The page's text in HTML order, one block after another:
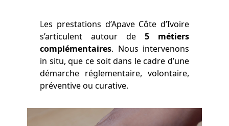
Les prestations d’Apave Côte d’Ivoire
s’articulent autour de 5 métiers
complémentaires. Nous intervenons
in situ, que ce soit dans le cadre d’une
démarche réglementaire, volontaire,
préventive ou curative.